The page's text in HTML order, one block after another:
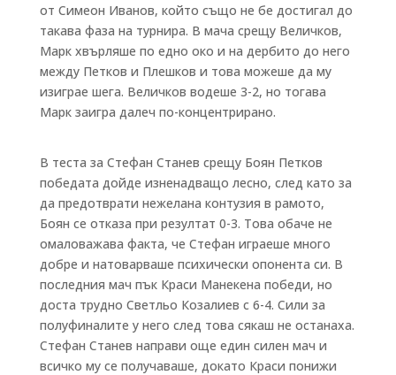
от Симеон Иванов, който също не бе достигал до
такава фаза на турнира. В мача срещу Величков,
Марк хвърляше по едно око и на дербито до него
между Петков и Плешков и това можеше да му
изиграе шега. Величков водеше 3-2, но тогава
Марк заигра далеч по-концентрирано.
В теста за Стефан Станев срещу Боян Петков
победата дойде изненадващо лесно, след като за
да предотврати нежелана контузия в рамото,
Боян се отказа при резултат 0-3. Това обаче не
омаловажава факта, че Стефан играеше много
добре и натоварваше психически опонента си. В
последния мач пък Краси Манекена победи, но
доста трудно Светльо Козалиев с 6-4. Сили за
полуфиналите у него след това сякаш не останаха.
Стефан Станев направи още един силен мач и
всичко му се получаваше, докато Краси понижи